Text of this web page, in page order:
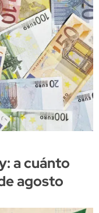
a cuánto
agosto